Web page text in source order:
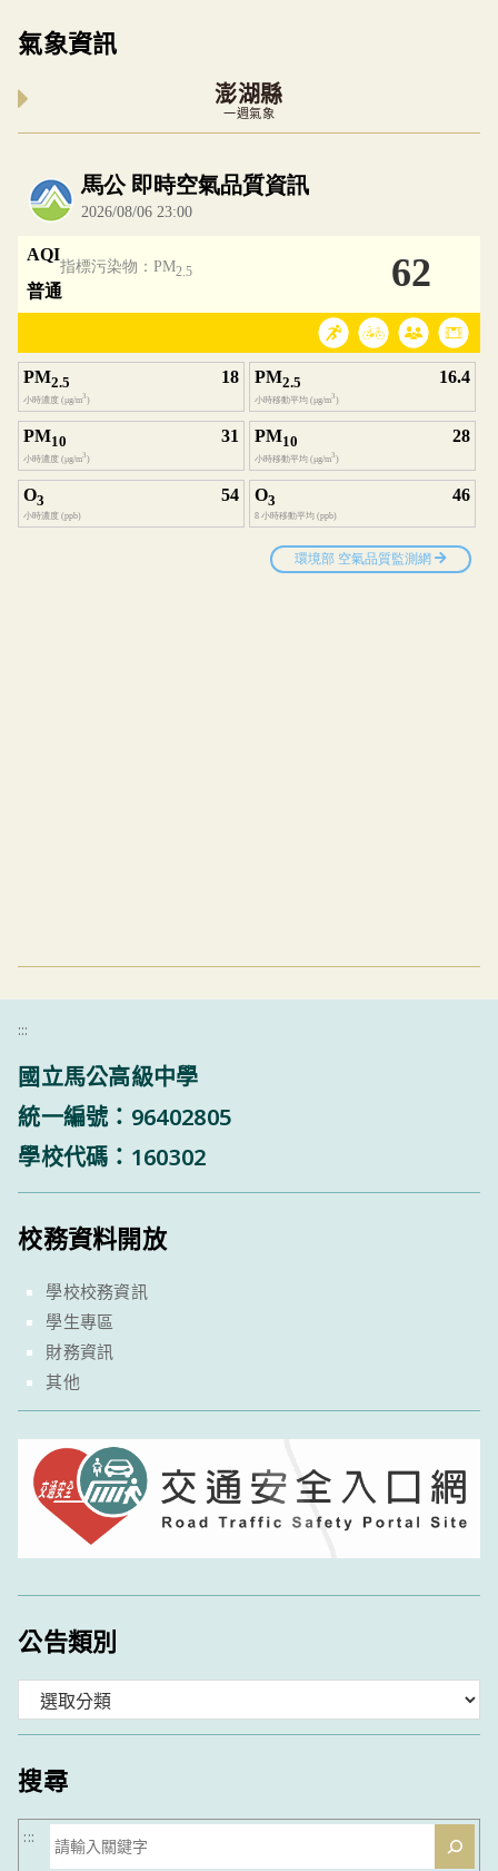
氣象資訊
澎湖縣
一週氣象
內嵌空氣品質小工具為視覺預覽，完整即時空
:::
國立馬公高級中學
統一編號：96402805
學校代碼：160302
校務資料開放
學校校務資訊
學生專區
財務資訊
其他
公告類別
類
搜尋
搜
:::